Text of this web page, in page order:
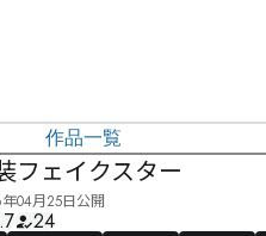
作品一覧
フェイクスター
04月25日公開
24